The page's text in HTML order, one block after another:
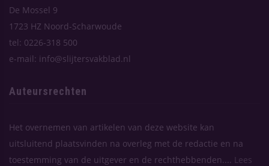
De Mossel 9
1723 HZ Noord-Scharwoude
tel: 0226-318 500
e-mail: info@slijtersvakblad.nl
Auteursrechten
Het overnemen van artikelen van deze website kan
uitsluitend plaatsvinden na overleg met de redactie en na
toestemming van de uitgever en de rechthebbenden....
Lees